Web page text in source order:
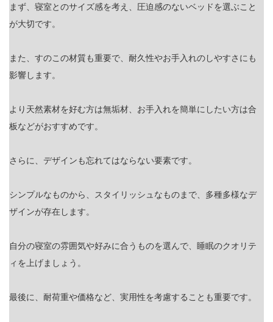
まず、寝室とのサイズ感を考え、圧迫感のないベッドを選ぶこと
が大切です。
また、すのこの材質も重要で、耐久性やお手入れのしやすさにも
影響します。
より天然素材を好む方は無垢材、お手入れを簡単にしたい方は合
板などがおすすめです。
さらに、デザインも忘れてはならない要素です。
シンプルなものから、スタイリッシュなものまで、多種多様なデ
ザインが存在します。
自分の寝室の雰囲気や好みに合うものを選んで、睡眠のクオリテ
ィを上げましょう。
最後に、耐荷重や価格など、実用性を考慮することも重要です。